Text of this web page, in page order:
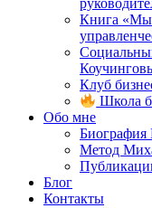
Книга
Клуб
Школа
Обо мне
Метод
Блог
Контакты